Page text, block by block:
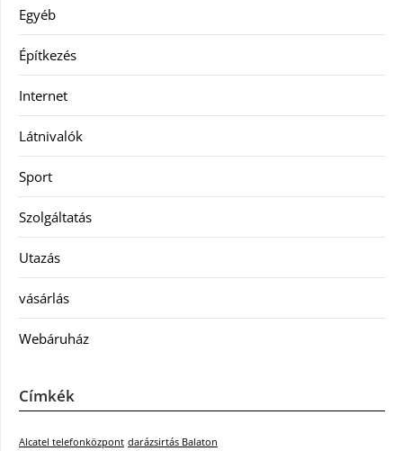
Egyéb
Építkezés
Internet
Látnivalók
Sport
Szolgáltatás
Utazás
vásárlás
Webáruház
Címkék
Alcatel telefonközpont darázsirtás Balaton